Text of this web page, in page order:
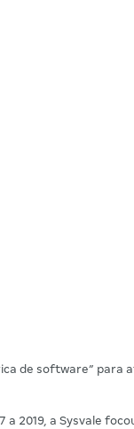
de software”
2019, a Sysvale